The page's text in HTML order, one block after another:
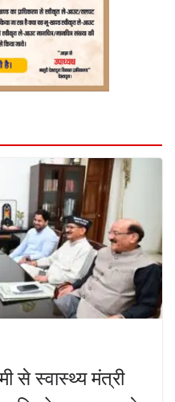
से स्वास्थ्य मंत्री